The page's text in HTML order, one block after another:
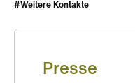
#Weitere Kontakte
Presse